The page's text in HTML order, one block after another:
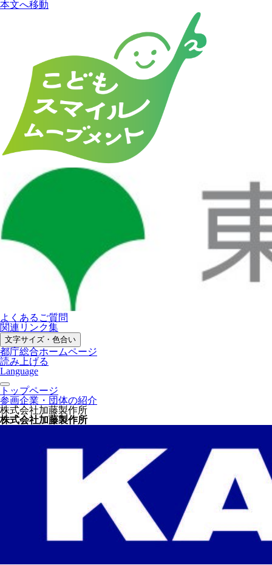
本文へ移動
よくあるご質問
関連リンク集
文字サイズ・色合い
都庁総合ホームページ
読み上げる
Language
トップページ
参画企業・団体の紹介
株式会社加藤製作所
株式会社加藤製作所